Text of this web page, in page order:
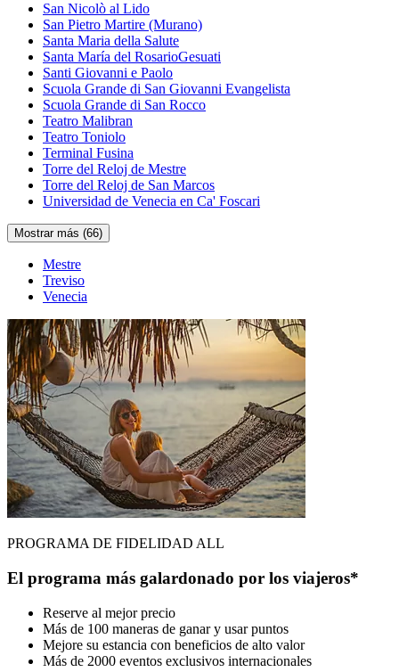
San Nicolò al Lido
San Pietro Martire (Murano)
Santa Maria della Salute
Santa María del RosarioGesuati
Santi Giovanni e Paolo
Scuola Grande di San Giovanni Evangelista
Scuola Grande di San Rocco
Teatro Malibran
Teatro Toniolo
Terminal Fusina
Torre del Reloj de Mestre
Torre del Reloj de San Marcos
Universidad de Venecia en Ca' Foscari
Mostrar más (66)
Mestre
Treviso
Venecia
PROGRAMA DE FIDELIDAD ALL
El programa más galardonado por los viajeros*
Reserve al mejor precio
Más de 100 maneras de ganar y usar puntos
Mejore su estancia con beneficios de alto valor
Más de 2000 eventos exclusivos internacionales